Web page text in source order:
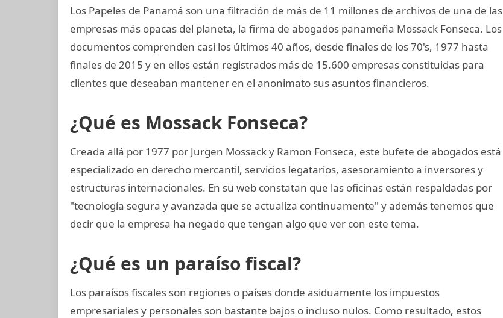
Los Papeles de Panamá son una filtración de más de 11 millones de archivos de una de las
empresas más opacas del planeta, la firma de abogados panameña Mossack Fonseca. Los
documentos comprenden casi los últimos 40 años, desde finales de los 70's, 1977 hasta
finales de 2015 y en ellos están registrados más de 15.600 empresas constituidas para
clientes que deseaban mantener en el anonimato sus asuntos financieros.
¿Qué es Mossack Fonseca?
Creada allá por 1977 por Jurgen Mossack y Ramon Fonseca, este bufete de abogados está
especializado en derecho mercantil, servicios legatarios, asesoramiento a inversores y
estructuras internacionales. En su web constatan que las oficinas están respaldadas por
"tecnología segura y avanzada que se actualiza continuamente" y además tenemos que
decir que la empresa ha negado que tengan algo que ver con este tema.
¿Qué es un paraíso fiscal?
Los paraísos fiscales son regiones o países donde asiduamente los impuestos
empresariales y personales son bastante bajos o incluso nulos. Como resultado, estos